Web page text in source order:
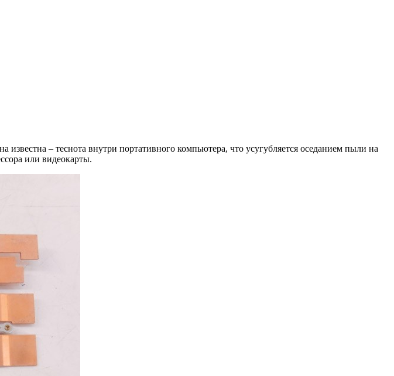
– теснота внутри портативного компьютера, что усугубляется оседанием пыли на
или видеокарты.